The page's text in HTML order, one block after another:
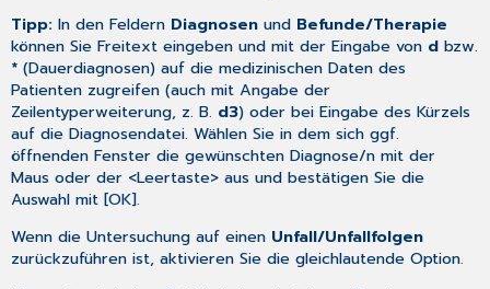
Tipp:In den Feldern Diagnosen und Befunde/Therapie
können Sie Freitext eingeben und mit der Eingabe von d bzw.
* (Dauerdiagnosen) auf die medizinischen Daten des
Patienten zugreifen (auch mit Angabe der
Zeilentyperweiterung, z. B. d3) oder bei Eingabe des Kürzels
auf die Diagnosendatei. Wählen Sie in dem sich ggf.
öffnenden Fenster die gewünschten Diagnose/n mit der
Maus oder der <Leertaste> aus und bestätigen Sie die
Auswahl mit [OK].
Wenn die Untersuchung auf einen Unfall/Unfallfolgen
zurückzuführen ist, aktivieren Sie die gleichlautende Option.